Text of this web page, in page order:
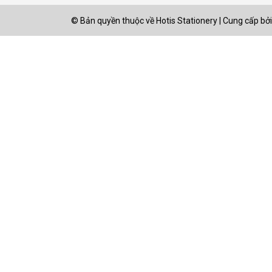
© Bản quyền thuộc về Hotis Stationery Cung cấp bởi